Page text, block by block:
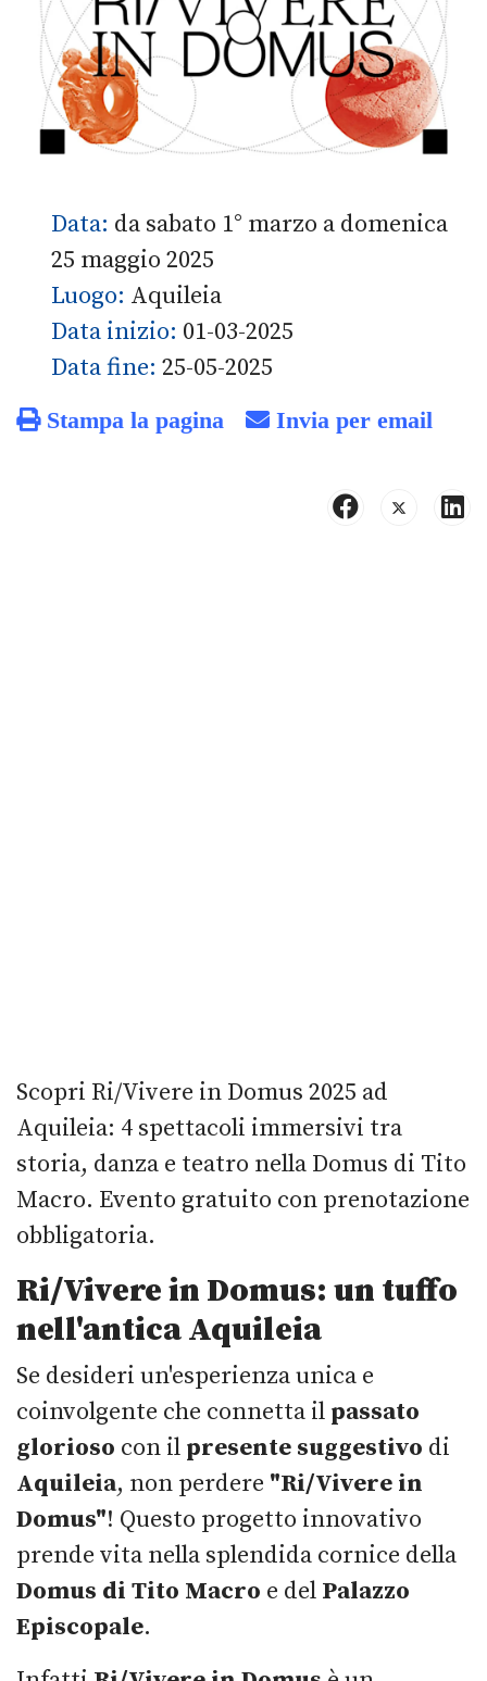
Data: da sabato 1° marzo a domenica
25 maggio 2025
Luogo: Aquileia
Data inizio: 01-03-2025
Data fine: 25-05-2025
Stampa la pagina Invia per email
Scopri Ri/Vivere in Domus 2025 ad
Aquileia: 4 spettacoli immersivi tra
storia, danza e teatro nella Domus di Tito
Macro. Evento gratuito con prenotazione
obbligatoria.
Ri/Vivere in Domus: un tuffo
nell'antica Aquileia
Se desideri un'esperienza unica e
coinvolgente che connetta il passato
glorioso con il presente suggestivo di
Aquileia, non perdere "Ri/Vivere in
Domus"! Questo progetto innovativo
prende vita nella splendida cornice della
Domus di Tito Macro e del Palazzo
Episcopale.